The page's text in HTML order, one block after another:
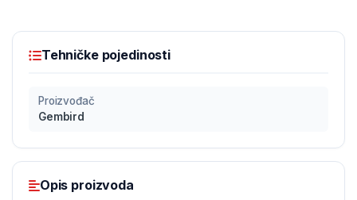
Tehničke pojedinosti
Proizvođač
Gembird
Opis proizvoda